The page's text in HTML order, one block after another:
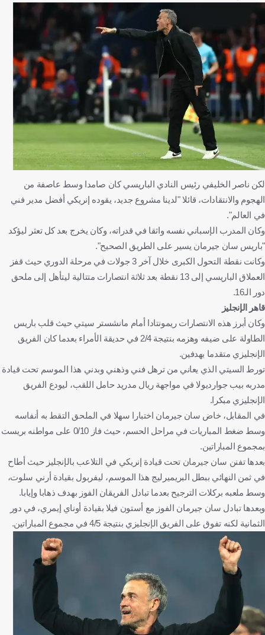
لكن ناصر الخليفي رئيس النادي الباريسي كان صامدا وسط عاصفة من
الهجوم والانتقادات، قائلا "لدينا مشروع جديد، يقوده إنريكي أفضل مدير فني
في العالم".
وكان المدرب الإسباني نفسه واثقا في قدراته، وكان يخرج بعد كل تعثر ليؤكد
"باريس سان جيرمان يسير على الطريق الصحيح".
وكانت نقطة التحول الكبرى خلال آخر 3 جولات في مرحلة الدوري حيث قفز
العملاق الباريسي إلى 13 نقطة بعد ثلاثة انتصارات متتالية ليتأهل إلى ملحق
دور الـ16.
قاهر الإنجليز
وكان أبرز هذه الانتصارات ريمونتادا أمام مانشستر سيتي حيث قلب باريس
الطاولة على ضيفه وهزمه بنتيجة 2/4 في حديقة الأمراء بعدما كان الفريق
الإنجليزي متقدما بهدفين.
تورط السيتي الذي يعاني من ترهل فني وذهني وبدني هذا الموسم تحت قيادة
مدربه بيب جوارديولا في مواجهة ريال مدريد حامل اللقب، ليودع الفريق
الإنجليزي مبكرا.
في المقابل، خاض سان جيرمان اختبارا سهلا في الملحق التقط به أنفاسه
وسط ضغط المباريات في مراحل الحسم، حيث فاز 0/10 على مواطنه بريست
بمجموع المباراتين.
بعدها تفنن سان جيرمان تحت قيادة إنريكي في التلاعب بالإنجليز حيث أطاح
في ثمن النهائي ببطل البريميرليج هذا الموسم، ليفربول بقيادة أرني سلوت،
وسط ملعبه بركلات الترجيح بعدما تبادل الفريقان الفوز بهدف ذهابا وإيابا.
وبعدها تبادل سان جيرمان الفوز مع أستون فيلا بقيادة أوناي إيمري، في دور
الثمانية لكنه تفوق على الفريق الإنجليزي بنتيجة 4/5 في مجموع المباراتين.